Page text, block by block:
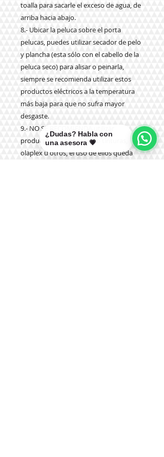
toalla para sacarle el exceso de agua, de
arriba hacia abajo.
8.- Ubicar la peluca sobre el porta
pelucas, puedes utilizar secador de pelo
y plancha (esta sólo con el cabello de la
peluca seco) para alisar o peinarla,
siempre se recomienda utilizar estos
productos eléctricos a la temperatura
más baja para que no sufra mayor
desgaste.
9.- NO SE RECOMIENDA utilizar
productos químicos como tinturas,
olaplex u otros, el uso de ellos queda
¿Dudas? Habla con
una asesora 💗